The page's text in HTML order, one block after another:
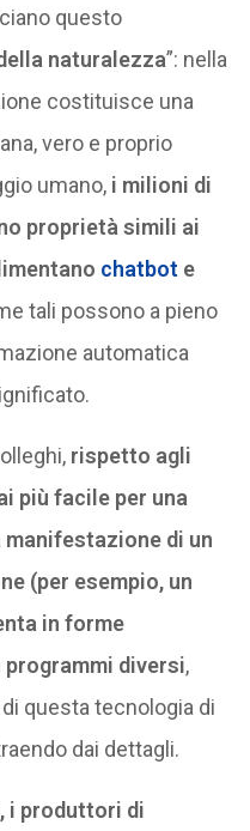
questo
naturalezza”: nella
costituisce una
vero e proprio
umano, i milioni di
proprietà simili ai
chatbot e
tali possono a pieno
automatica
rispetto agli
più facile per una
di un
(per esempio, un
in forme
diversi,
questa tecnologia di
dai dettagli.
i produttori di